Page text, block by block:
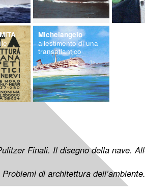
Michelangelo
allestimento di una
transatlantico
Finali. Il disegno della nave.
di architettura dell’ambiente.